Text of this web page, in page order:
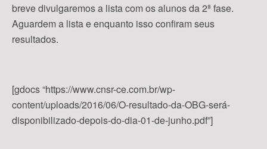
breve divulgaremos a lista com os alunos da 2ª fase.
Aguardem a lista e enquanto isso confiram seus
resultados.
[gdocs “https://www.cnsr-ce.com.br/wp-
content/uploads/2016/06/O-resultado-da-OBG-será-
disponibilizado-depois-do-dia-01-de-junho.pdf”]